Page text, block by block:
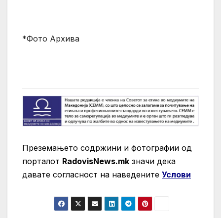
*Фото Архива
Преземањето содржини и фотографии од
порталот RadovisNews.mk значи дека
давате согласност на нaведените Услови